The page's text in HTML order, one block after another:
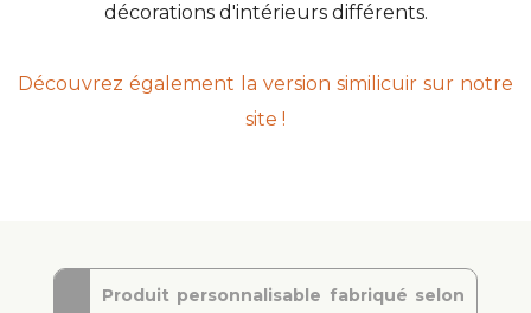
décorations d'intérieurs différents.
Découvrez également la version similicuir sur notre
site !
Produit personnalisable fabriqué selon